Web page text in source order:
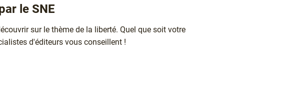
le SNE
sur le thème de la liberté. Quel que soit votre
d'éditeurs vous conseillent !